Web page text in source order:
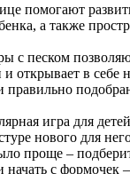
помогают
а также
с песком
и открывает в
правильно
игра для детей
нового для
проще –
начать с